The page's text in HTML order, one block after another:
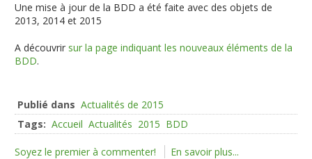
Une mise à jour de la BDD a été faite avec des objets de
2013, 2014 et 2015
A découvrir sur la page indiquant les nouveaux éléments de la
BDD.
Publié dans Actualités de 2015
Tags: Accueil Actualités 2015 BDD
Soyez le premier à commenter! En savoir plus...